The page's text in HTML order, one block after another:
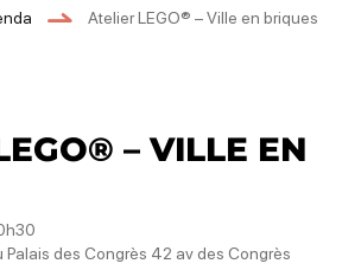
Atelier LEGO® – Ville en briques
– VILLE EN
Palais des Congrès 42 av des Congrès